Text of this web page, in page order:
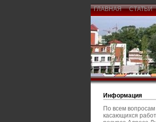
ГЛАВНАЯ СТАТЬИ
Информация
По всем вопросам
касающихся